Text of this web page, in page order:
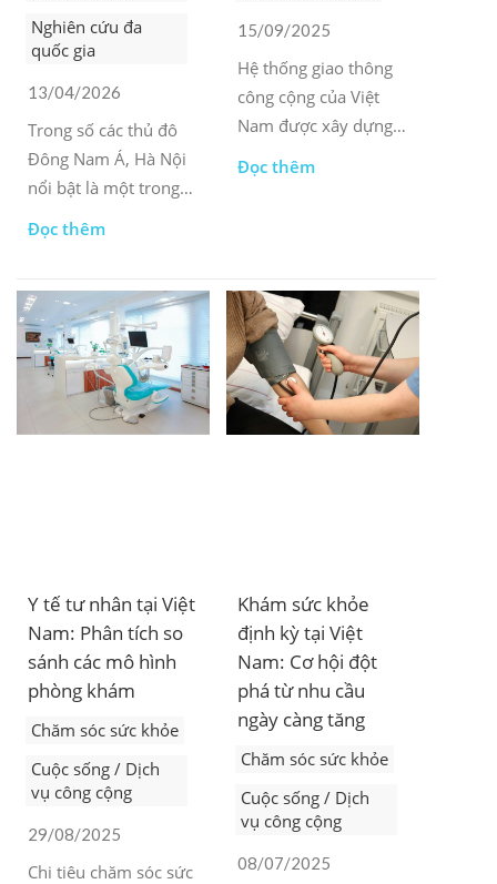
Nghiên cứu đa
quốc gia
13/04/2026
Trong số các thủ đô
Đông Nam Á, Hà Nội
nổi bật là một trong
những thành phố có
chi phí sinh hoạt phải
chi tiêu bình quân
hàng tháng là 602
USD/người.
Đọc thêm
15/09/2025
Hệ thống giao thông
công cộng của Việt
Nam được xây dựng
với xe buýt là xương
sống, đóng vai trò là
Đọc thêm
Y tế tư nhân tại Việt
Nam: Phân tích so
sánh các mô hình
phòng khám
Chăm sóc sức khỏe
Cuộc sống / Dịch
vụ công cộng
29/08/2025
Chi tiêu chăm sóc sức
Khám sức khỏe
định kỳ tại Việt
Nam: Cơ hội đột
phá từ nhu cầu
ngày càng tăng
Chăm sóc sức khỏe
Cuộc sống / Dịch
vụ công cộng
08/07/2025